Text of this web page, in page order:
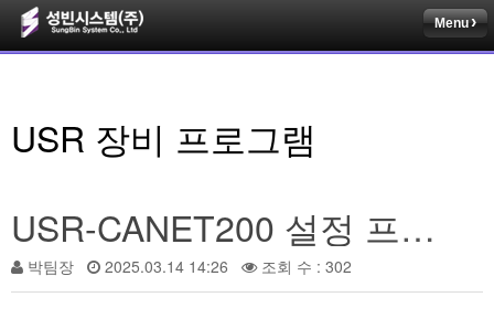
Menu
USR 장비 프로그램
USR-CANET200 설정 프로그램 입니다.
박팀장 2025.03.14 14:26 조회 수 : 302